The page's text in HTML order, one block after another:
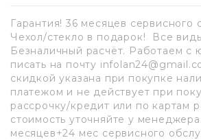
Гарантия! 36 месяцев сервисного
Чехол/стекло в подарок! Все
Безналичный расчёт. Работаем с
писать на почту
скидкой указана при покупке
платежом и не действует при
рассрочку/кредит или по картам
стоимость уточняйте у
месяцев+24 мес сервисного